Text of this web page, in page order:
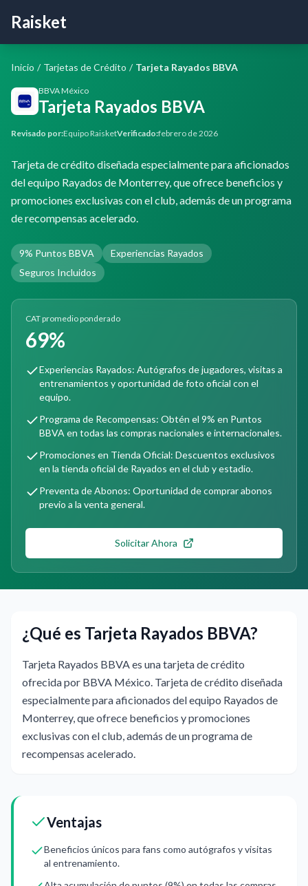
Raisket
Inicio / Tarjetas de Crédito / Tarjeta Rayados BBVA
BBVA México
Tarjeta Rayados BBVA
Revisado por:Equipo RaisketVerificado:febrero de 2026
Tarjeta de crédito diseñada especialmente para aficionados
del equipo Rayados de Monterrey, que ofrece beneficios y
promociones exclusivas con el club, además de un programa
de recompensas acelerado.
9% Puntos BBVA
Experiencias Rayados
Seguros Incluidos
CAT promedio ponderado
69%
Experiencias Rayados: Autógrafos de jugadores, visitas a
entrenamientos y oportunidad de foto oficial con el
equipo.
Programa de Recompensas: Obtén el 9% en Puntos
BBVA en todas las compras nacionales e internacionales.
Promociones en Tienda Oficial: Descuentos exclusivos
en la tienda oficial de Rayados en el club y estadio.
Preventa de Abonos: Oportunidad de comprar abonos
previo a la venta general.
Solicitar Ahora
¿Qué es Tarjeta Rayados BBVA?
Tarjeta Rayados BBVA es una tarjeta de crédito
ofrecida por BBVA México. Tarjeta de crédito diseñada
especialmente para aficionados del equipo Rayados de
Monterrey, que ofrece beneficios y promociones
exclusivas con el club, además de un programa de
recompensas acelerado.
Ventajas
Beneficios únicos para fans como autógrafos y visitas
al entrenamiento.